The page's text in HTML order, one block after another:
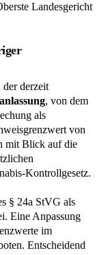
Landesgericht
der derzeit
, von dem
als
von
mit Blick auf die
Kontrollgesetz.
§ 24a StVG als
Eine Anpassung
im
Entscheidend